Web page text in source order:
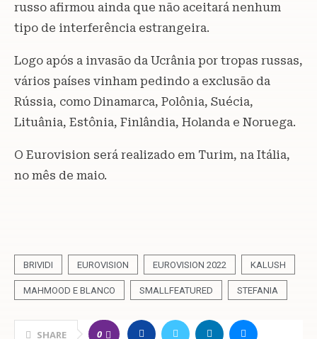
russo afirmou ainda que não aceitará nenhum
tipo de interferência estrangeira.
Logo após a invasão da Ucrânia por tropas russas,
vários países vinham pedindo a exclusão da
Rússia, como Dinamarca, Polônia, Suécia,
Lituânia, Estônia, Finlândia, Holanda e Noruega.
O Eurovision será realizado em Turim, na Itália,
no mês de maio.
BRIVIDI EUROVISION EUROVISION 2022 KALUSH
MAHMOOD E BLANCO SMALLFEATURED STEFANIA
SHARE 0